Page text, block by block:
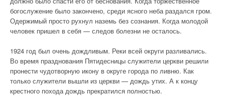
богослужение было закончено, среди ясного неба раздался гром.
Одержимый просто рухнул наземь без сознания. Когда молодой
человек пришел в себя — следов болезни не осталось.
1924 год был очень дождливым. Реки всей округи разливались.
Во время празднования Пятидесницы служители церкви решили
пронести чудотворную икону в округе города по ливню. Как
только служители вышли из церкви — дождь утих. А к концу
крестного похода дождь прекратился полностью.